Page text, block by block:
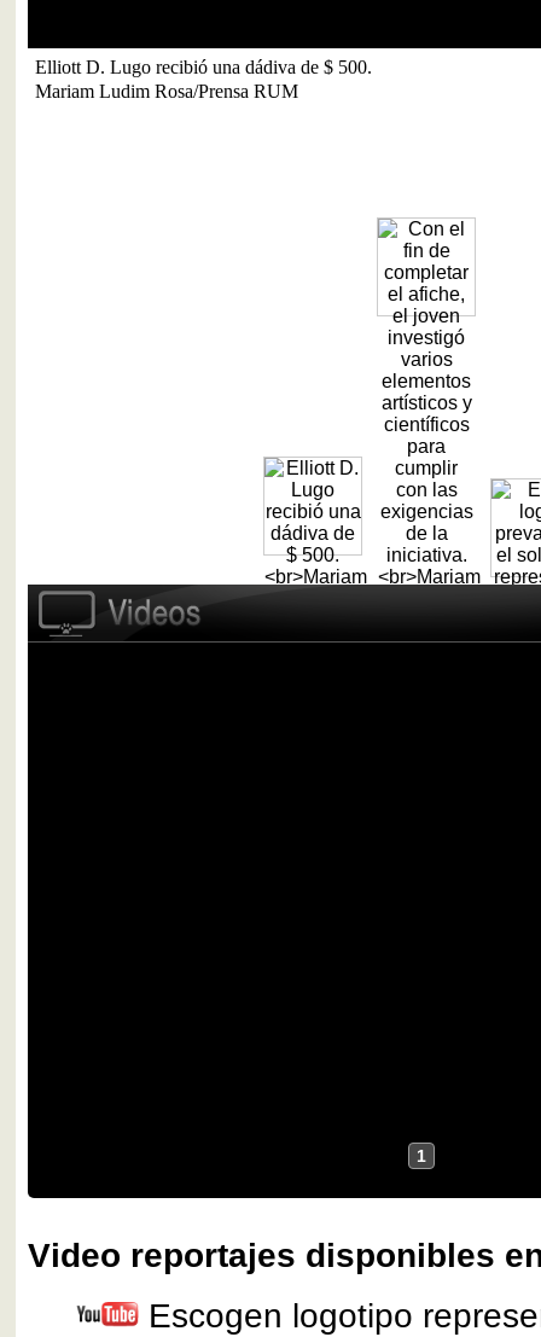
Elliott D. Lugo recibió una dádiva de $ 500.
Mariam Ludim Rosa/Prensa RUM
1
Video reportajes disponibles
Escogen logotipo